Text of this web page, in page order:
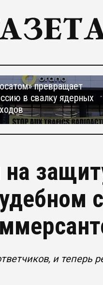
превращает
в свалку ядерных
на
и теперь